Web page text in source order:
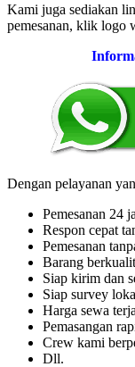
Kami juga sediakan
pemesanan, klik logo
Dengan pelayanan
Pemesanan 24
Respon cepat
Pemesanan
Barang
Siap kirim dan
Siap survey
Harga sewa
Pemasangan
Crew kami
Dll.